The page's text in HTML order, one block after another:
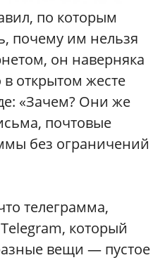
по которым
почему им нельзя
он наверняка
в открытом жесте
«Зачем? Они же
почтовые
без ограничений
телеграмма,
который
вещи — пустое